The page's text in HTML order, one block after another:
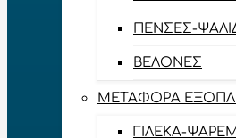
ΠΈΝΣΕΣ-
ΒΕΛΌΝΕΣ
ΜΕΤΑΦΟΡΆ
ΓΙΛΈΚΑ-